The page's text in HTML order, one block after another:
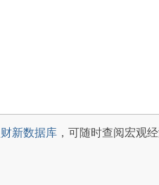
财新数据库 ，可随时查阅宏观